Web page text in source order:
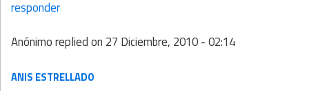
responder
Anónimoreplied on 27 Diciembre, 2010 - 02:14
ANIS ESTRELLADO